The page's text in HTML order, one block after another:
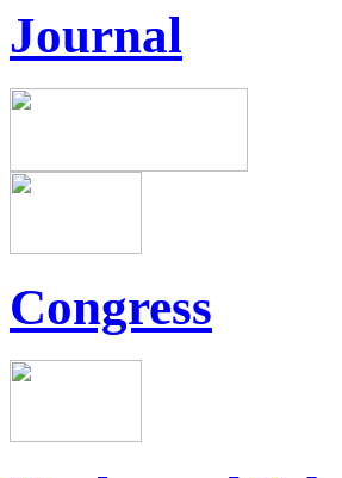
Journal
Congress